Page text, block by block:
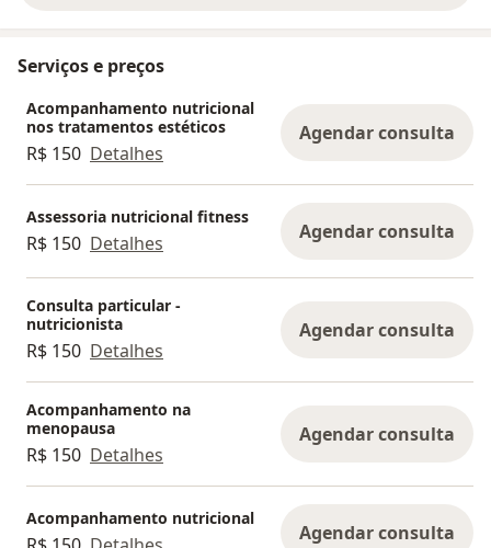
Serviços e preços
Acompanhamento nutricional
nos tratamentos estéticos
R$ 150 Detalhes
Agendar consulta
Assessoria nutricional fitness
R$ 150 Detalhes Agendar consulta
Consulta particular -
nutricionista
R$ 150 Detalhes
Agendar consulta
Acompanhamento na
menopausa
R$ 150 Detalhes
Agendar consulta
Acompanhamento nutricional
Agendar consulta